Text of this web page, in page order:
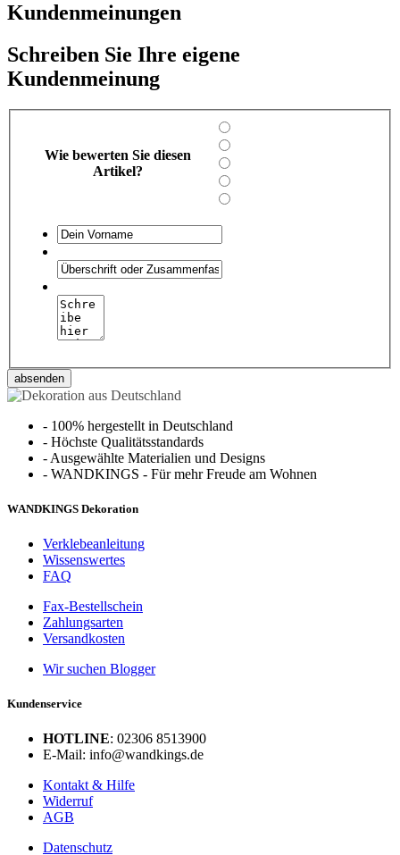
Kundenmeinungen
Schreiben Sie Ihre eigene
Kundenmeinung
Wie bewerten Sie diesen
Artikel?
absenden
- 100% hergestellt in Deutschland
- Höchste Qualitätsstandards
- Ausgewählte Materialien und Designs
- WANDKINGS - Für mehr Freude am Wohnen
WANDKINGS Dekoration
Verklebeanleitung
Wissenswertes
FAQ
Fax-Bestellschein
Zahlungsarten
Versandkosten
Wir suchen Blogger
Kundenservice
HOTLINE: 02306 8513900
E-Mail: info@wandkings.de
Kontakt & Hilfe
Widerruf
AGB
Datenschutz